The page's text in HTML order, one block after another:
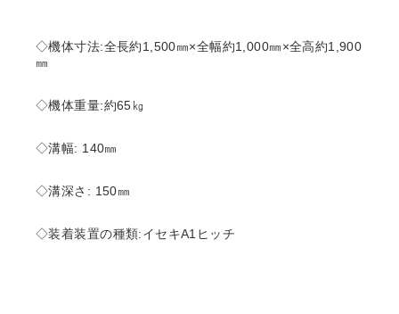
◇機体寸法:全長約1,500㎜×全幅約1,000㎜×全高約1,900
㎜
◇機体重量:約65㎏
◇溝幅: 140㎜
◇溝深さ: 150㎜
◇装着装置の種類:イセキA1ヒッチ